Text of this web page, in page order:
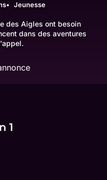
Jeunesse
des Aigles ont besoin
dans des aventures
1